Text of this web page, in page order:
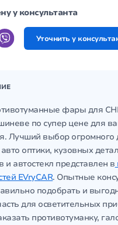
у консультанта
Уточнить у
фары для
по супер цене для
Лучший выбор огромного
оптики, кузовных
и автостекл представлен в
EVryCAR. Опытные
подобрать и
для осветительных
противотуманку,